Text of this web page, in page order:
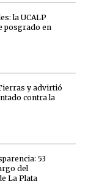
la UCALP
posgrado en
y advirtió
contra la
53
del
La Plata